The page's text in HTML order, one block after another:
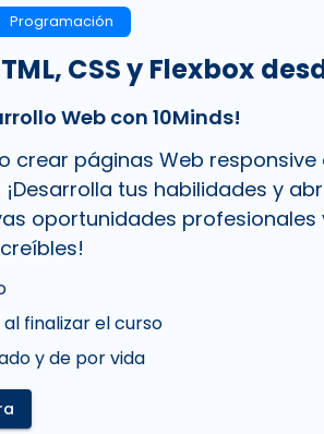
Programación
CSS y Flexbox
Web con 10Minds!
crear páginas Web responsive
¡Desarrolla tus habilidades y
oportunidades profesionales
finalizar el curso
y de por vida